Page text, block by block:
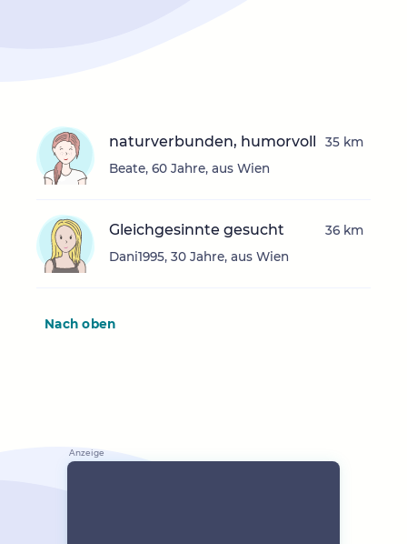
naturverbunden, humorvoll
Beate, 60 Jahre, aus Wien
35 km
Gleichgesinnte gesucht
Dani1995, 30 Jahre, aus Wien
36 km
Nach oben